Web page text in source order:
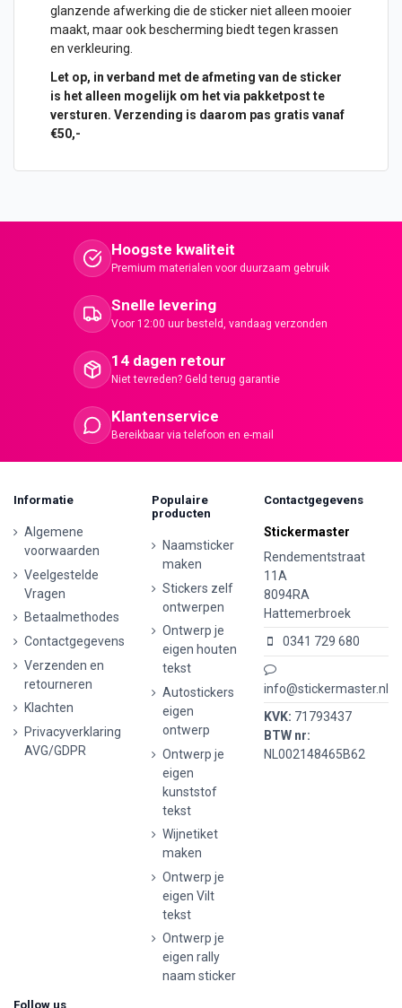
glanzende afwerking die de sticker niet alleen mooier
maakt, maar ook bescherming biedt tegen krassen
en verkleuring.
Let op, in verband met de afmeting van de sticker
is het alleen mogelijk om het via pakketpost te
versturen. Verzending is daarom pas gratis vanaf
€50,-
Hoogste kwaliteit
Premium materialen voor duurzaam gebruik
Snelle levering
Voor 12:00 uur besteld, vandaag verzonden
14 dagen retour
Niet tevreden? Geld terug garantie
Klantenservice
Bereikbaar via telefoon en e-mail
Informatie
Algemene
voorwaarden
Veelgestelde
Vragen
Betaalmethodes
Contactgegevens
Verzenden en
retourneren
Klachten
Privacyverklaring
AVG/GDPR
Populaire
producten
Naamsticker
maken
Stickers zelf
ontwerpen
Ontwerp je
eigen houten
tekst
Autostickers
eigen
ontwerp
Ontwerp je
eigen
kunststof
tekst
Wijnetiket
maken
Ontwerp je
eigen Vilt
tekst
Ontwerp je
eigen rally
naam sticker
Contactgegevens
Stickermaster
Rendementstraat
11A
8094RA
Hattemerbroek
0341 729 680
info@stickermaster.nl
KVK: 71793437
BTW nr:
NL002148465B62
Follow us